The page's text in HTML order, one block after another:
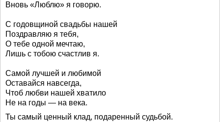
Вновь «Люблю» я говорю.
С годовщиной свадьбы нашей
Поздравляю я тебя,
О тебе одной мечтаю,
Лишь с тобою счастлив я.
Самой лучшей и любимой
Оставайся навсегда,
Чтоб любви нашей хватило
Не на годы ― на века.
Ты самый ценный клад, подаренный судьбой.